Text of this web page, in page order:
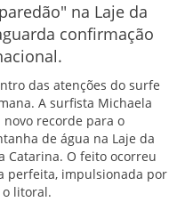
na Laje da
confirmação
das atenções do surfe
A surfista Michaela
recorde para o
de água na Laje da
Catarina. O feito ocorreu
perfeita, impulsionada por
litoral.